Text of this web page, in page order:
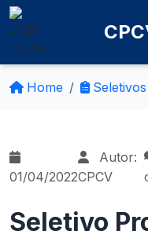
Home Seletivos
01/04/2022
Autor:
CPCV
Seletivo